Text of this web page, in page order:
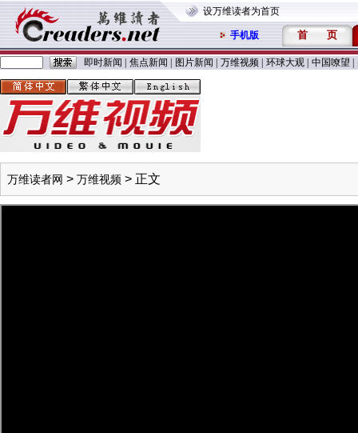
设万维读者为首页
手机版 首 页
即时新闻 焦点新闻 图片新闻 万维视频 环球大观 中国嘹望
万维读者网 > 万维视频 > 正文